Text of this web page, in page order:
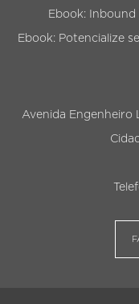
Ebook:
Ebook: Potencialize
Avenida Engenheiro